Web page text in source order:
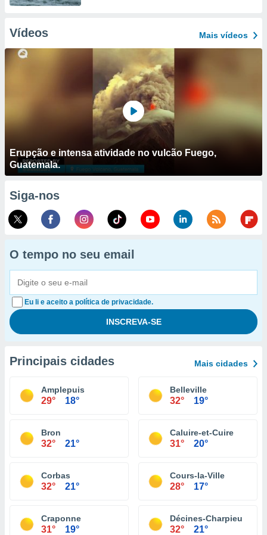
Vídeos Mais vídeos
Erupção e intensa atividade no vulcão Fuego,
Guatemala.
Siga-nos
O tempo no seu email
Eu li e aceito a política de privacidade.
Principais cidades Mais cidades
Amplepuis
29° 18°
Belleville
32° 19°
Bron
32° 21°
Caluire-et-Cuire
31° 20°
Corbas
32° 21°
Cours-la-Ville
28° 17°
Craponne
31° 19°
Décines-Charpieu
32° 21°